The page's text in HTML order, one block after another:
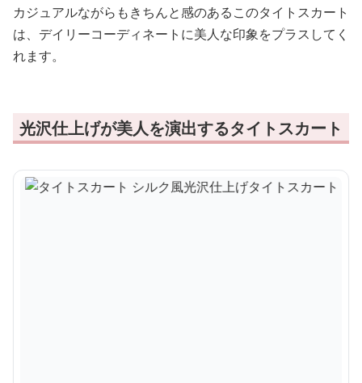
カジュアルながらもきちんと感のあるこのタイトスカート
は、デイリーコーディネートに美人な印象をプラスしてく
れます。
光沢仕上げが美人を演出するタイトスカート